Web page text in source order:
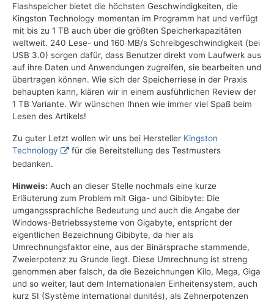
Flashspeicher bietet die höchsten Geschwindigkeiten, die
Kingston Technology momentan im Programm hat und verfügt
mit bis zu 1 TB auch über die größten Speicherkapazitäten
weltweit. 240 Lese- und 160 MB/s Schreibgeschwindigkeit (bei
USB 3.0) sorgen dafür, dass Benutzer direkt vom Laufwerk aus
auf ihre Daten und Anwendungen zugreifen, sie bearbeiten und
übertragen können. Wie sich der Speicherriese in der Praxis
behaupten kann, klären wir in einem ausführlichen Review der
1 TB Variante. Wir wünschen Ihnen wie immer viel Spaß beim
Lesen des Artikels!
Zu guter Letzt wollen wir uns bei Hersteller Kingston
Technology
für die Bereitstellung des Testmusters
bedanken.
Hinweis: Auch an dieser Stelle nochmals eine kurze
Erläuterung zum Problem mit Giga- und Gibibyte: Die
umgangssprachliche Bedeutung und auch die Angabe der
Windows-Betriebssysteme von Gigabyte, entspricht der
eigentlichen Bezeichnung Gibibyte, da hier als
Umrechnungsfaktor eine, aus der Binärsprache stammende,
Zweierpotenz zu Grunde liegt. Diese Umrechnung ist streng
genommen aber falsch, da die Bezeichnungen Kilo, Mega, Giga
und so weiter, laut dem Internationalen Einheitensystem, auch
kurz SI (Système international dunités), als Zehnerpotenzen